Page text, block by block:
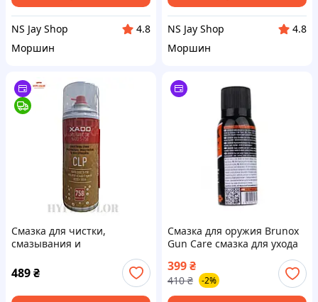
NS Jay Shop
4.8
Моршин
NS Jay Shop
4.8
Моршин
Смазка для чистки,
смазывания и
консервирования оружия
XADO CLP OIL S-758 400мл
489₴
Смазка для оружия Brunox
Gun Care смазка для ухода
за оружием с насосом 100
мл
399₴
410 ₴ -2%